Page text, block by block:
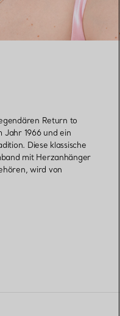
Return to
Jahr 1966 und ein
Diese klassische
mit Herzanhänger
wird von